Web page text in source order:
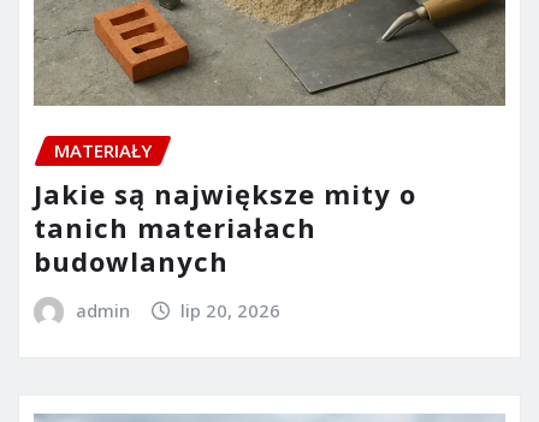
MATERIAŁY
Jakie są największe mity o
tanich materiałach
budowlanych
admin lip 20, 2026